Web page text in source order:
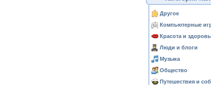
Другое
Компьютерные
Красота и
Люди и блоги
Музыка
Общество
Путешествия и